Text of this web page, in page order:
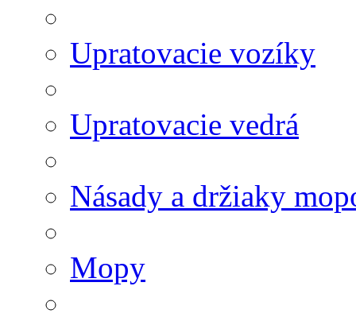
Upratovacie vozíky
Upratovacie vedrá
Násady a držiaky
Mopy